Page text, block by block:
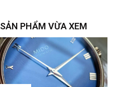
SẢN PHẨM VỪA XEM